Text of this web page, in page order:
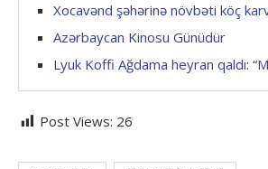
Xocavənd şəhərinə növbəti köç
Azərbaycan Kinosu Günüdür
Lyuk Koffi Ağdama heyran qaldı:
Post Views: 26